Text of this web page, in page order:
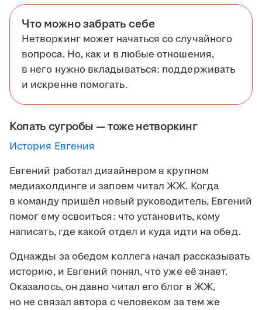
Что можно забрать себе
Нетворкинг может начаться со случайного
вопроса. Но, как и в любые отношения,
в него нужно вкладываться: поддерживать
и искренне помогать.
Копать сугробы — тоже нетворкинг
История Евгения
Евгений работал дизайнером в крупном
медиахолдинге и запоем читал ЖЖ. Когда
в команду пришёл новый руководитель, Евгений
помог ему освоиться: что установить, кому
написать, где какой отдел и куда идти на обед.
Однажды за обедом коллега начал рассказывать
историю, и Евгений понял, что уже её знает.
Оказалось, он давно читал его блог в ЖЖ,
но не связал автора с человеком за тем же